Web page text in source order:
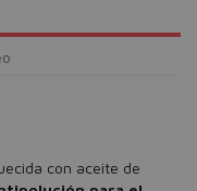
con aceite de